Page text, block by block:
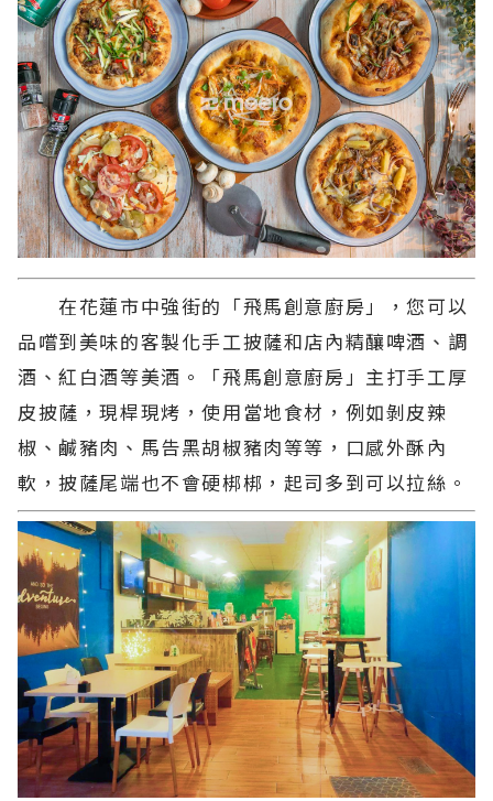
在花蓮市中強街的「飛馬創意廚房」，您可以
品嚐到美味的客製化手工披薩和店內精釀啤酒、調
酒、紅白酒等美酒。「飛馬創意廚房」主打手工厚
皮披薩，現桿現烤，使用當地食材，例如剝皮辣
椒、鹹豬肉、馬告黑胡椒豬肉等等，口感外酥內
軟，披薩尾端也不會硬梆梆，起司多到可以拉絲。